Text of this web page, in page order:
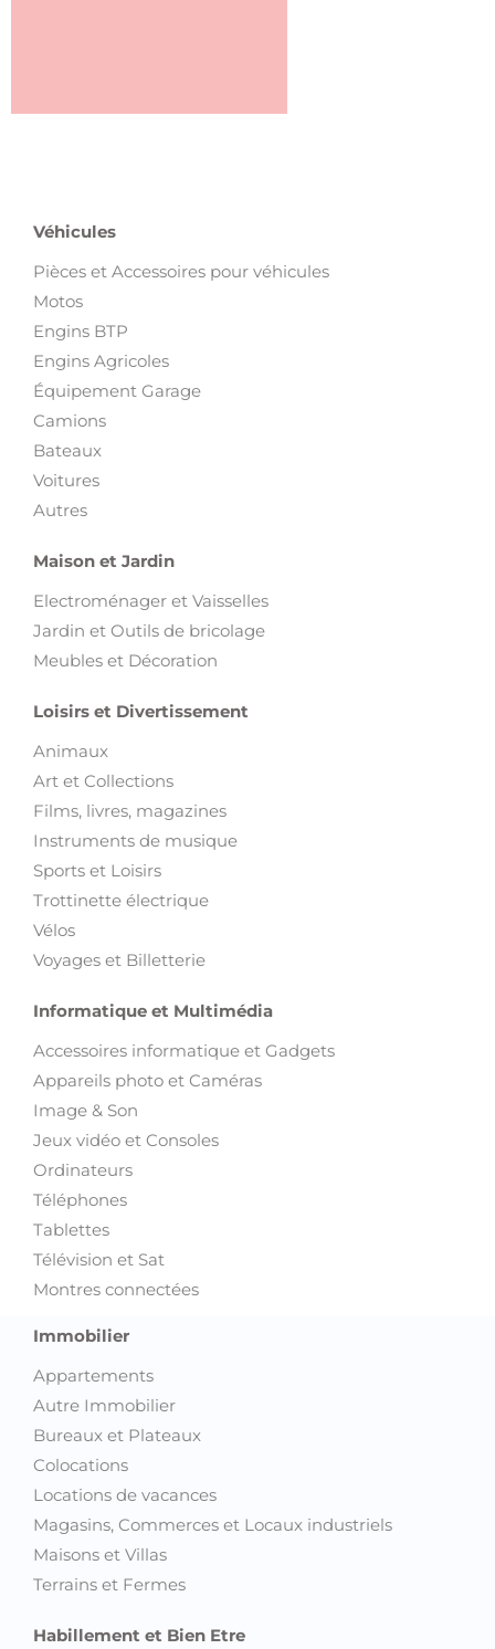
Véhicules
Pièces et Accessoires pour véhicules
Motos
Engins BTP
Engins Agricoles
Équipement Garage
Camions
Bateaux
Voitures
Autres
Maison et Jardin
Electroménager et Vaisselles
Jardin et Outils de bricolage
Meubles et Décoration
Loisirs et Divertissement
Animaux
Art et Collections
Films, livres, magazines
Instruments de musique
Sports et Loisirs
Trottinette électrique
Vélos
Voyages et Billetterie
Informatique et Multimédia
Accessoires informatique et Gadgets
Appareils photo et Caméras
Image & Son
Jeux vidéo et Consoles
Ordinateurs
Téléphones
Tablettes
Télévision et Sat
Montres connectées
Immobilier
Appartements
Autre Immobilier
Bureaux et Plateaux
Colocations
Locations de vacances
Magasins, Commerces et Locaux industriels
Maisons et Villas
Terrains et Fermes
Habillement et Bien Etre